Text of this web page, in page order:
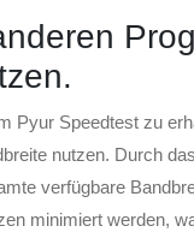
Pyur Speedtest zu
nutzen. Durch
verfügbare
minimiert werden,